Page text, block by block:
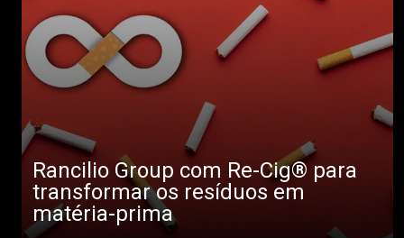
Rancilio Group com Re-Cig® para
transformar os resíduos em
matéria-prima